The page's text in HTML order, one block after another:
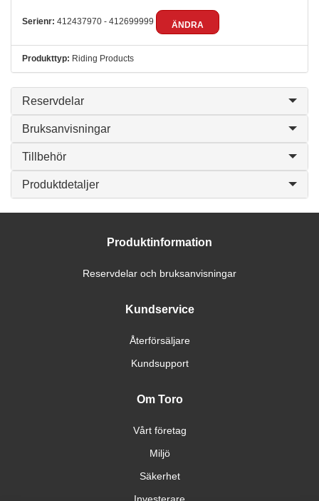
Serienr: 412437970 - 412699999 ÄNDRA
Produkttyp: Riding Products
Reservdelar
Bruksanvisningar
Tillbehör
Produktdetaljer
Produktinformation
Reservdelar och bruksanvisningar
Kundservice
Återförsäljare
Kundsupport
Om Toro
Vårt företag
Miljö
Säkerhet